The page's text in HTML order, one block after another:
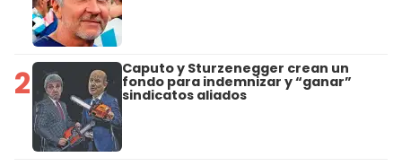
2 Caputo y Sturzenegger crean un
fondo para indemnizar y “ganar”
sindicatos aliados